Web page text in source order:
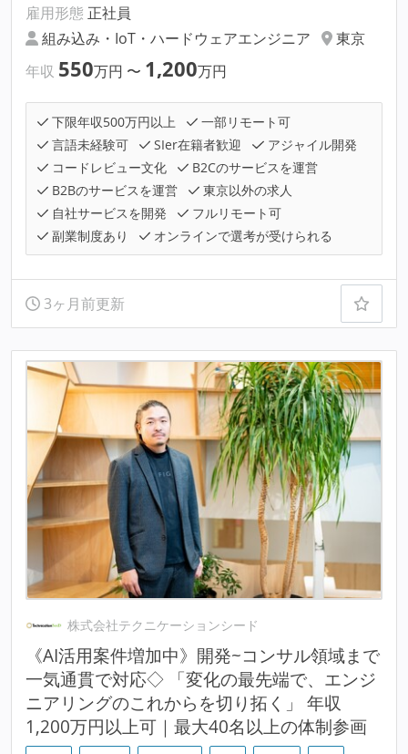
雇用形態 正社員
組み込み・IoT・ハードウェアエンジニア
東京
年収 550万円 〜 1,200万円
下限年収500万円以上
一部リモート可
言語未経験可
SIer在籍者歓迎
アジャイル開発
コードレビュー文化
B2Cのサービスを運営
B2Bのサービスを運営
東京以外の求人
自社サービスを開発
フルリモート可
副業制度あり
オンラインで選考が受けられる
3ヶ月前更新
株式会社テクニケーションシード
《AI活用案件増加中》開発~コンサル領域まで
一気通貫で対応◇ 「変化の最先端で、エンジ
ニアリングのこれからを切り拓く」 年収
1,200万円以上可｜最大40名以上の体制参画